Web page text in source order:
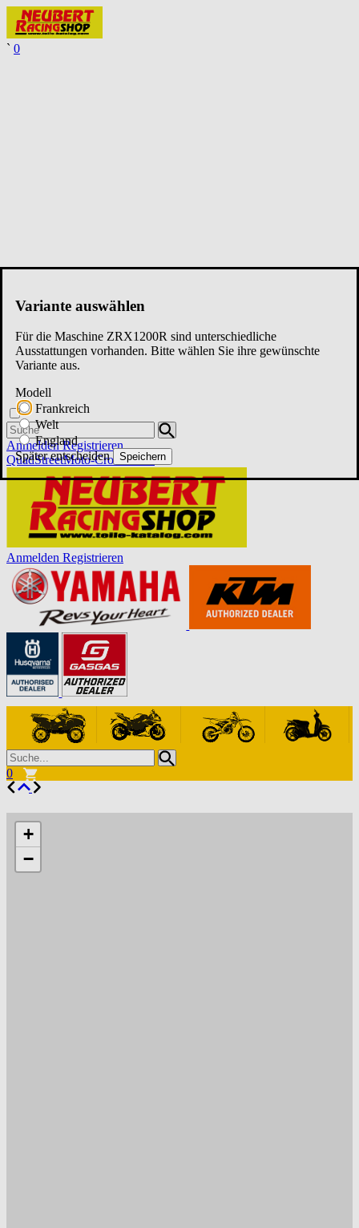
` 0
Anmelden Registrieren
QuadStreetMoto-CrossRoller
Anmelden Registrieren
0
+
−
Variante auswählen
Für die Maschine ZRX1200R sind unterschiedliche
Ausstattungen vorhanden. Bitte wählen Sie ihre gewünschte
Variante aus.
Modell
Frankreich
Welt
England
Später entscheiden
Speichern